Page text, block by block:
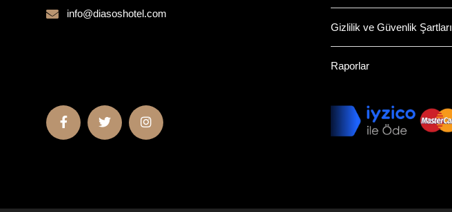
info@diasoshotel.com
Gizlilik ve Güvenlik Şartları
Raporlar